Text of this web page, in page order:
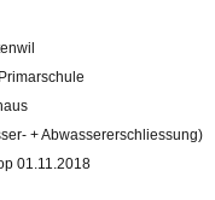
+ Abwassererschliessung)
01.11.2018